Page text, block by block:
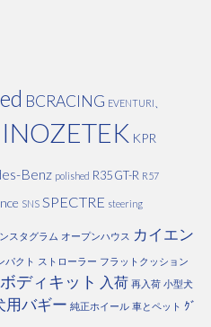
BCRACING EVENTURI、
INOZETEK KPR
Benz polished R35 GT-R R57
SNS SPECTRE steering
スタグラム オープンハウス カイエン
パクト ストローラー フラットクッション
ボディキット 入荷 再入荷 小型犬
用バギー 純正ホイール 車とペット ｸﾞ